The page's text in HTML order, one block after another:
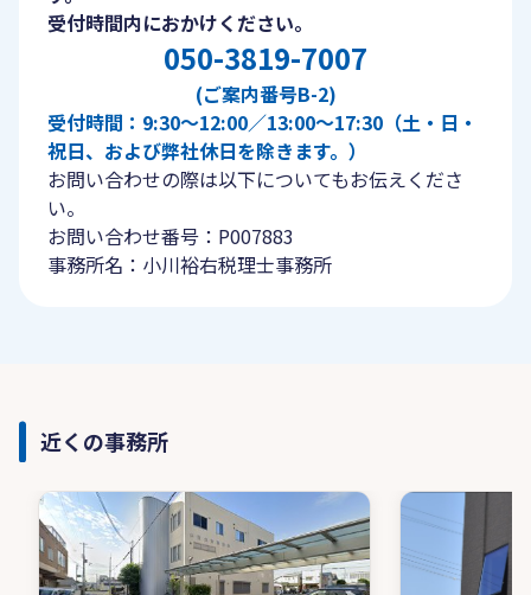
受付時間内におかけください。
050-3819-7007
(ご案内番号B-2)
受付時間：9:30〜12:00／13:00〜17:30（土・日・
祝日、および弊社休日を除きます。）
お問い合わせの際は以下についてもお伝えくださ
い。
お問い合わせ番号：P007883
事務所名：小川裕右税理士事務所
近くの事務所